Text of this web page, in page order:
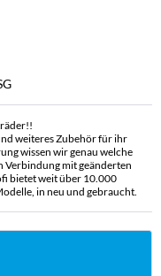
weiteres Zubehör für ihr
wissen wir genau welche
Verbindung mit geänderten
bietet weit über 10.000
in neu und gebraucht.